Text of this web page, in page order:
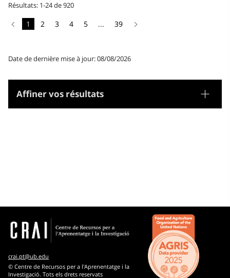
Affiner vos résultats
Tesaurus
Physique
Arts
Bibliothéconomie et documentation
Biologie
Résultats: 1-24 de 920
1 2 3 4 5 ... 39
Date de dernière mise à jour: 08/08/2026
crai.pt@ub.edu
© Centre de Recursos per a l'Aprenentatge i la
Investigació. Tots els drets reservats